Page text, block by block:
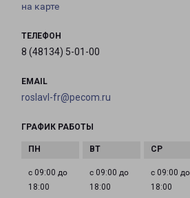
на карте
ТЕЛЕФОН
8 (48134) 5-01-00
EMAIL
roslavl-fr@pecom.ru
ГРАФИК РАБОТЫ
с 09:00 до
18:00
с 09:00 до
18:00
с 09:00 до
18:00